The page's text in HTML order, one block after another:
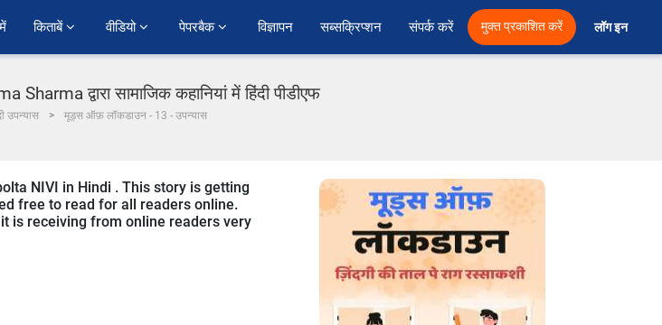
किताबें वीडियो पेपरबैक विज्ञापन सब्सक्रिप्शन संपर्क करें मुक्त प्रकाशित करें लॉग इन
द्वारा सामाजिक कहानियां में हिंदी पीडीएफ
उपन्यास मूड्स ऑफ़ लॉकडाउन - 13 - उपन्यास
NIVI in Hindi . This story is getting
free to read for all readers online.
is receiving from online readers very